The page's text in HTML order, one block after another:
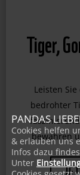
Tiger,
Leisten
bedrohter
bewahren
PANDAS
Cookies helfen
& erlauben uns
Infos dazu
Unter